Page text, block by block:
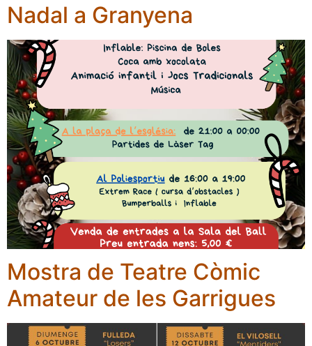
Nadal a Granyena
Mostra de Teatre Còmic
Amateur de les Garrigues